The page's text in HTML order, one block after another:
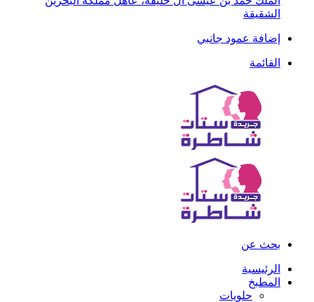
الشقيقة
إضافة عمود جانبي
القائمة
بحث عن
الرئيسية
المطبخ
حلويات